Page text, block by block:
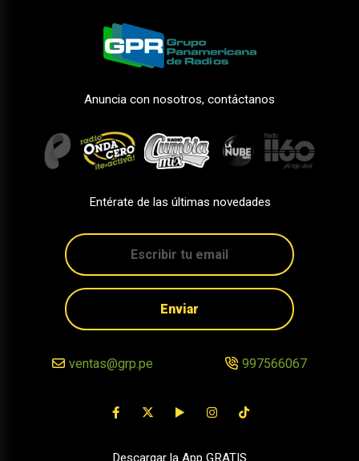
Anuncia con nosotros, contáctanos
Entérate de las últimas novedades
Enviar
ventas@grp.pe 997566067
Descargar la App GRATIS